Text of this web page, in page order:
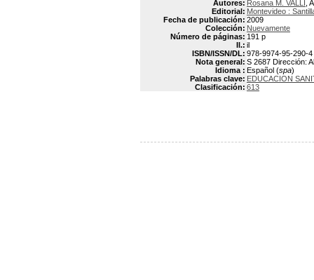
Autores: Rosana M. VALLI ,
Editorial: Montevideo :
Fecha de publicación: 2009
Colección: Nuevamente
Número de páginas: 191 p
Il.: il
ISBN/ISSN/DL: 978-9974-95-290-4
Nota general: S 2687 Dirección:
Idioma : Español (spa)
Palabras clave: EDUCACION
Clasificación: 613